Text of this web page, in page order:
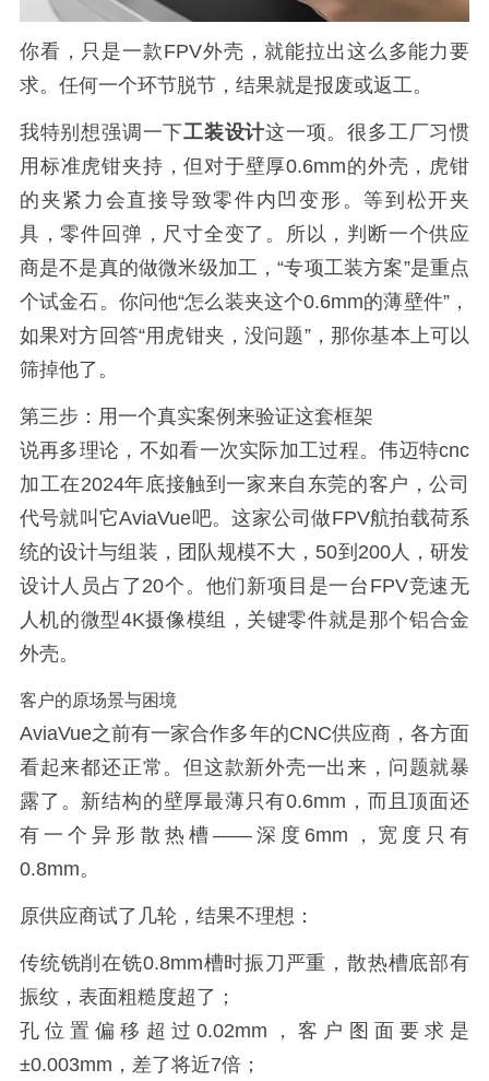
你看，只是一款FPV外壳，就能拉出这么多能力要
求。任何一个环节脱节，结果就是报废或返工。
我特别想强调一下工装设计这一项。很多工厂习惯
用标准虎钳夹持，但对于壁厚0.6mm的外壳，虎钳
的夹紧力会直接导致零件内凹变形。等到松开夹
具，零件回弹，尺寸全变了。所以，判断一个供应
商是不是真的做微米级加工，“专项工装方案”是重点
个试金石。你问他“怎么装夹这个0.6mm的薄壁件”，
如果对方回答“用虎钳夹，没问题”，那你基本上可以
筛掉他了。
第三步：用一个真实案例来验证这套框架
说再多理论，不如看一次实际加工过程。伟迈特cnc
加工在2024年底接触到一家来自东莞的客户，公司
代号就叫它AviaVue吧。这家公司做FPV航拍载荷系
统的设计与组装，团队规模不大，50到200人，研发
设计人员占了20个。他们新项目是一台FPV竞速无
人机的微型4K摄像模组，关键零件就是那个铝合金
外壳。
客户的原场景与困境
AviaVue之前有一家合作多年的CNC供应商，各方面
看起来都还正常。但这款新外壳一出来，问题就暴
露了。新结构的壁厚最薄只有0.6mm，而且顶面还
有一个异形散热槽——深度6mm，宽度只有
0.8mm。
原供应商试了几轮，结果不理想：
传统铣削在铣0.8mm槽时振刀严重，散热槽底部有
振纹，表面粗糙度超了；
孔位置偏移超过0.02mm，客户图面要求是
±0.003mm，差了将近7倍；